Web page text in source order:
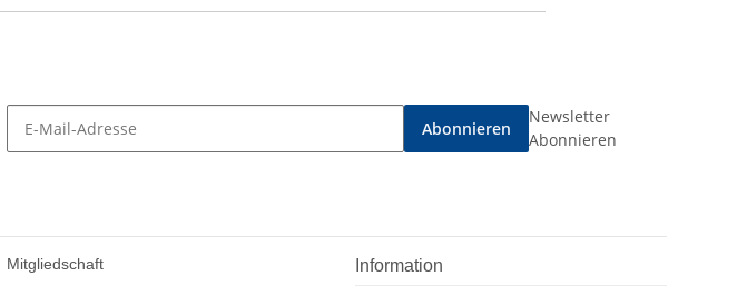
Abonnieren
Newsletter
Abonnieren
Mitgliedschaft Information